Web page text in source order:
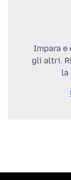
Impara e
gli altri.
la